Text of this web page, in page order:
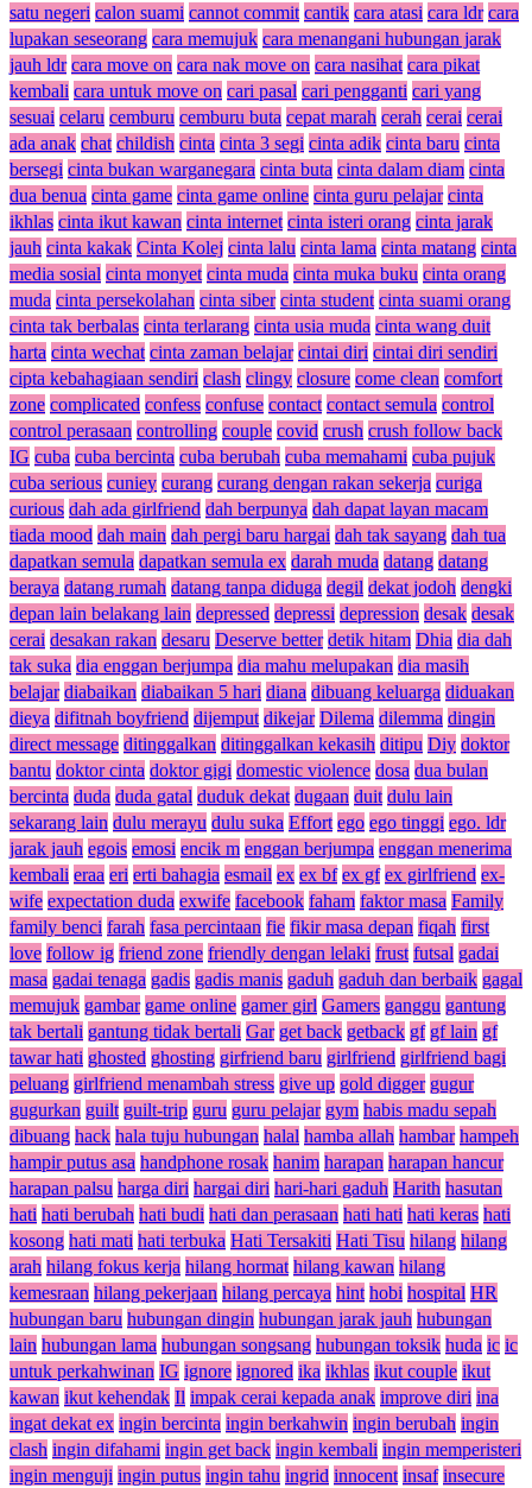
satu negeri calon suami cannot commit cantik cara atasi cara ldr cara
lupakan seseorang cara memujuk cara menangani hubungan jarak
jauh ldr cara move on cara nak move on cara nasihat cara pikat
kembali cara untuk move on cari pasal cari pengganti cari yang
sesuai celaru cemburu cemburu buta cepat marah cerah cerai cerai
ada anak chat childish cinta cinta 3 segi cinta adik cinta baru cinta
bersegi cinta bukan warganegara cinta buta cinta dalam diam cinta
dua benua cinta game cinta game online cinta guru pelajar cinta
ikhlas cinta ikut kawan cinta internet cinta isteri orang cinta jarak
jauh cinta kakak Cinta Kolej cinta lalu cinta lama cinta matang cinta
media sosial cinta monyet cinta muda cinta muka buku cinta orang
muda cinta persekolahan cinta siber cinta student cinta suami orang
cinta tak berbalas cinta terlarang cinta usia muda cinta wang duit
harta cinta wechat cinta zaman belajar cintai diri cintai diri sendiri
cipta kebahagiaan sendiri clash clingy closure come clean comfort
zone complicated confess confuse contact contact semula control
control perasaan controlling couple covid crush crush follow back
IG cuba cuba bercinta cuba berubah cuba memahami cuba pujuk
cuba serious cuniey curang curang dengan rakan sekerja curiga
curious dah ada girlfriend dah berpunya dah dapat layan macam
tiada mood dah main dah pergi baru hargai dah tak sayang dah tua
dapatkan semula dapatkan semula ex darah muda datang datang
beraya datang rumah datang tanpa diduga degil dekat jodoh dengki
depan lain belakang lain depressed depressi depression desak desak
cerai desakan rakan desaru Deserve better detik hitam Dhia dia dah
tak suka dia enggan berjumpa dia mahu melupakan dia masih
belajar diabaikan diabaikan 5 hari diana dibuang keluarga diduakan
dieya difitnah boyfriend dijemput dikejar Dilema dilemma dingin
direct message ditinggalkan ditinggalkan kekasih ditipu Diy doktor
bantu doktor cinta doktor gigi domestic violence dosa dua bulan
bercinta duda duda gatal duduk dekat dugaan duit dulu lain
sekarang lain dulu merayu dulu suka Effort ego ego tinggi ego. ldr
jarak jauh egois emosi encik m enggan berjumpa enggan menerima
kembali eraa eri erti bahagia esmail ex ex bf ex gf ex girlfriend ex-
wife expectation duda exwife facebook faham faktor masa Family
family benci farah fasa percintaan fie fikir masa depan fiqah first
love follow ig friend zone friendly dengan lelaki frust futsal gadai
masa gadai tenaga gadis gadis manis gaduh gaduh dan berbaik gagal
memujuk gambar game online gamer girl Gamers ganggu gantung
tak bertali gantung tidak bertali Gar get back getback gf gf lain gf
tawar hati ghosted ghosting girfriend baru girlfriend girlfriend bagi
peluang girlfriend menambah stress give up gold digger gugur
gugurkan guilt guilt-trip guru guru pelajar gym habis madu sepah
dibuang hack hala tuju hubungan halal hamba allah hambar hampeh
hampir putus asa handphone rosak hanim harapan harapan hancur
harapan palsu harga diri hargai diri hari-hari gaduh Harith hasutan
hati hati berubah hati budi hati dan perasaan hati hati hati keras hati
kosong hati mati hati terbuka Hati Tersakiti Hati Tisu hilang hilang
arah hilang fokus kerja hilang hormat hilang kawan hilang
kemesraan hilang pekerjaan hilang percaya hint hobi hospital HR
hubungan baru hubungan dingin hubungan jarak jauh hubungan
lain hubungan lama hubungan songsang hubungan toksik huda ic ic
untuk perkahwinan IG ignore ignored ika ikhlas ikut couple ikut
kawan ikut kehendak Il impak cerai kepada anak improve diri ina
ingat dekat ex ingin bercinta ingin berkahwin ingin berubah ingin
clash ingin difahami ingin get back ingin kembali ingin memperisteri
ingin menguji ingin putus ingin tahu ingrid innocent insaf insecure